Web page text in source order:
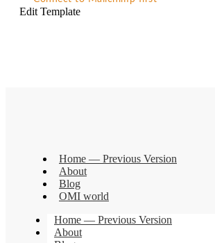
Edit Template
Home — Previous Version
About
Blog
OMI world
Home — Previous Version
About